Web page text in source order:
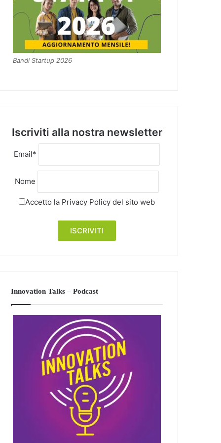
Bandi Startup 2026
Iscriviti alla nostra newsletter
Email*
Nome
Accetto la Privacy Policy del sito web
Innovation Talks – Podcast